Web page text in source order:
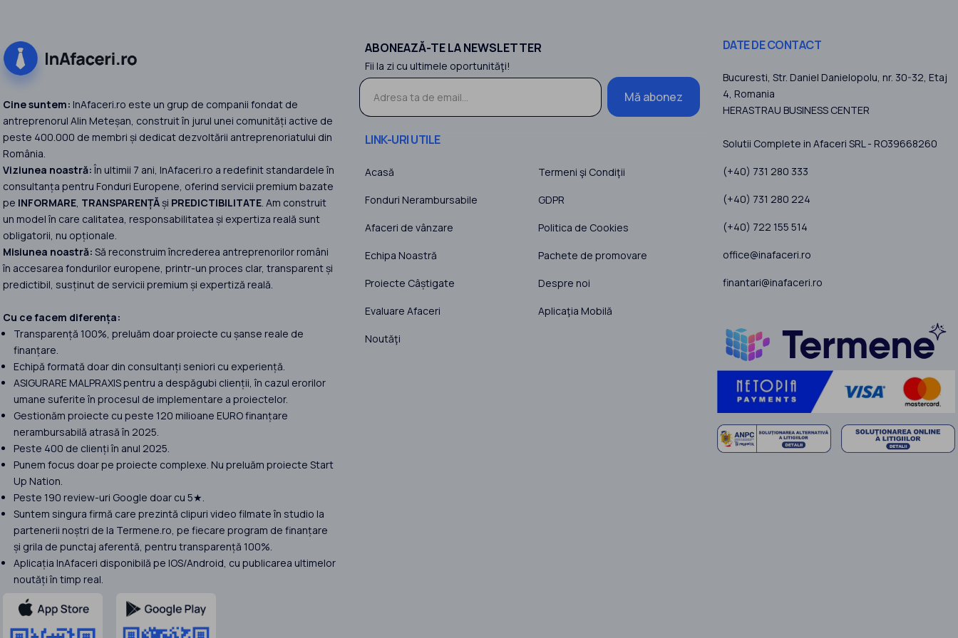
Cine suntem: InAfaceri.ro este un grup de companii fondat de
antreprenorul Alin Meteșan, construit în jurul unei comunități active de
peste 400.000 de membri și dedicat dezvoltării antreprenoriatului din
România.
Viziunea noastră:În ultimii 7 ani, InAfaceri.ro a redefinit standardele în
consultanța pentru Fonduri Europene, oferind servicii premium bazate
pe INFORMARE, TRANSPARENȚĂși PREDICTIBILITATE. Am construit
un model în care calitatea, responsabilitatea și expertiza reală sunt
obligatorii, nu opționale.
Misiunea noastră: Să reconstruim încrederea antreprenorilor români
în accesarea fondurilor europene, printr-un proces clar, transparent și
predictibil, susținut de servicii premium și expertiză reală.
Cu ce facem diferența:
Transparență 100%, preluăm doar proiecte cu șanse reale de
finanțare.
Echipă formată doar din consultanți seniori cu experiență.
ASIGURARE MALPRAXIS pentru a despăgubi clienții, în cazul erorilor
umane suferite în procesul de implementare a proiectelor.
Gestionăm proiecte cu peste 120 milioane EURO finanțare
nerambursabilă atrasă în 2025.
Peste 400 de clienți în anul 2025.
Punem focus doar pe proiecte complexe. Nu preluăm proiecte Start
Up Nation.
Peste 190 review-uri Google doar cu 5★.
Suntem singura firmă care prezintă clipuri video filmate în studio la
partenerii noștri de la Termene.ro, pe fiecare program de finanțare
și grila de punctaj aferentă, pentru transparență 100%.
Aplicația InAfaceri disponibilă pe IOS/Android, cu publicarea ultimelor
noutăți în timp real.
ABONEAZĂ-TE LA NEWSLETTER
Fii la zi cu ultimele oportunităţi!
Mă abonez
LINK-URI UTILE
Acasă
Fonduri Nerambursabile
Afaceri de vânzare
Echipa Noastră
Proiecte Câștigate
Evaluare Afaceri
Noutăţi
Termeni şi Condiţii
GDPR
Politica de Cookies
Pachete de promovare
Despre noi
Aplicaţia Mobilă
DATE DE CONTACT
Bucuresti, Str. Daniel Danielopolu, nr. 30-32, Etaj
4, Romania
HERASTRAU BUSINESS CENTER
Solutii Complete in Afaceri SRL - RO39668260
(+40) 731 280 333
(+40) 731 280 224
(+40) 722 155 514
office@inafaceri.ro
finantari@inafaceri.ro